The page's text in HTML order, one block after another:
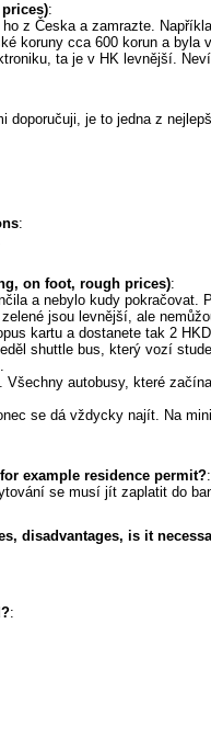
:
z Česka a zamrazte.
koruny cca 600 korun a
ta je v HK levnější.
doporučuji, je to jedna z
:
on foot, rough prices):
a nebylo kudy pokračovat.
jsou levnější, ale
kartu a dostanete tak 2
shuttle bus, který vozí
autobusy, které
se dá vždycky najít. Na
example residence permit?:
se musí jít zaplatit do
disadvantages, is it
: